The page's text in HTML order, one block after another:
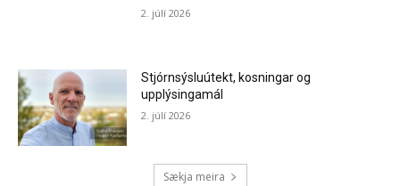
2. júlí 2026
Stjórnsýsluútekt, kosningar og
upplýsingamál
2. júlí 2026
Sækja meira